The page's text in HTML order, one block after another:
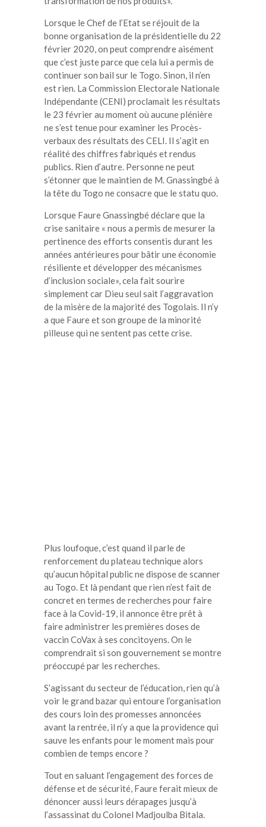
Lorsque le Chef de l’Etat se réjouit de la
bonne organisation de la présidentielle du 22
février 2020, on peut comprendre aisément
que c’est juste parce que cela lui a permis de
continuer son bail sur le Togo. Sinon, il n’en
est rien. La Commission Electorale Nationale
Indépendante (CENI) proclamait les résultats
le 23 février au moment où aucune plénière
ne s’est tenue pour examiner les Procès-
verbaux des résultats des CELI. Il s’agit en
réalité des chiffres fabriqués et rendus
publics. Rien d’autre. Personne ne peut
s’étonner que le maintien de M. Gnassingbé à
la tête du Togo ne consacre que le statu quo.
Lorsque Faure Gnassingbé déclare que la
crise sanitaire « nous a permis de mesurer la
pertinence des efforts consentis durant les
années antérieures pour bâtir une économie
résiliente et développer des mécanismes
d’inclusion sociale», cela fait sourire
simplement car Dieu seul sait l’aggravation
de la misère de la majorité des Togolais. Il n’y
a que Faure et son groupe de la minorité
pilleuse qui ne sentent pas cette crise.
Plus loufoque, c’est quand il parle de
renforcement du plateau technique alors
qu’aucun hôpital public ne dispose de scanner
au Togo. Et là pendant que rien n’est fait de
concret en termes de recherches pour faire
face à la Covid-19, il annonce être prêt à
faire administrer les premières doses de
vaccin CoVax à ses concitoyens. On le
comprendrait si son gouvernement se montre
préoccupé par les recherches.
S’agissant du secteur de l’éducation, rien qu’à
voir le grand bazar qui entoure l’organisation
des cours loin des promesses annoncées
avant la rentrée, il n’y a que la providence qui
sauve les enfants pour le moment mais pour
combien de temps encore ?
Tout en saluant l’engagement des forces de
défense et de sécurité, Faure ferait mieux de
dénoncer aussi leurs dérapages jusqu’à
l’assassinat du Colonel Madjoulba Bitala.